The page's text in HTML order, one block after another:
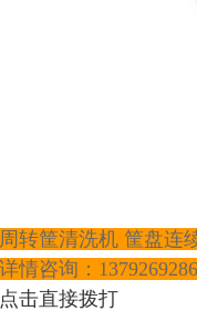
周转筐清洗机 筐盘连
详情咨询：
点击直接拨打